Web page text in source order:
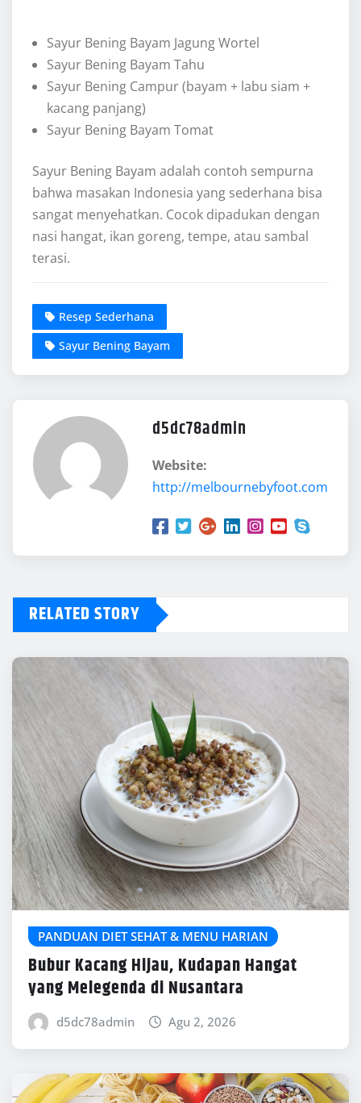
Sayur Bening Bayam Jagung Wortel
Sayur Bening Bayam Tahu
Sayur Bening Campur (bayam + labu siam +
kacang panjang)
Sayur Bening Bayam Tomat
Sayur Bening Bayam adalah contoh sempurna
bahwa masakan Indonesia yang sederhana bisa
sangat menyehatkan. Cocok dipadukan dengan
nasi hangat, ikan goreng, tempe, atau sambal
terasi.
Resep Sederhana
Sayur Bening Bayam
d5dc78admin
Website:
http://melbournebyfoot.com
RELATED STORY
PANDUAN DIET SEHAT & MENU HARIAN
Bubur Kacang Hijau, Kudapan Hangat
yang Melegenda di Nusantara
d5dc78admin Agu 2, 2026